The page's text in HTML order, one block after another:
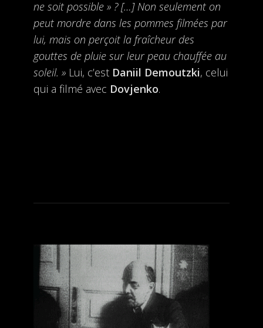
ne soit possible » ? […] Non seulement on
peut mordre dans les pommes filmées par
lui, mais on perçoit la fraîcheur des
gouttes de pluie sur leur peau chauffée au
soleil. »Lui, c’est Daniil Demoutzki, celui
qui a filmé avec Dovjenko.